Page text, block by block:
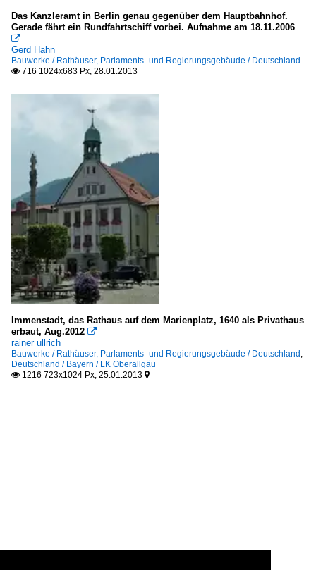
Das Kanzleramt in Berlin genau gegenüber dem Hauptbahnhof.
Gerade fährt ein Rundfahrtschiff vorbei. Aufnahme am 18.11.2006

Gerd Hahn
Bauwerke / Rathäuser, Parlaments- und Regierungsgebäude / Deutschland
 716 1024x683 Px, 28.01.2013
Immenstadt, das Rathaus auf dem Marienplatz, 1640 als Privathaus
erbaut, Aug.2012 
rainer ullrich
Bauwerke / Rathäuser, Parlaments- und Regierungsgebäude / Deutschland ,
Deutschland / Bayern / LK Oberallgäu
 1216 723x1024 Px, 25.01.2013 